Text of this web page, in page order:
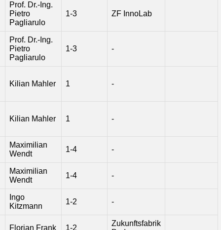
Prof. Dr.-Ing.
Pietro
Pagliarulo
1-3 ZF InnoLab
Prof. Dr.-Ing.
Pietro
Pagliarulo
1-3 -
Kilian Mahler 1 -
Kilian Mahler 1 -
Maximilian
Wendt
1-4 -
Maximilian
Wendt
1-4 -
Ingo
Kitzmann
1-2 -
Florian Frank 1-2
Zukunftsfabrik